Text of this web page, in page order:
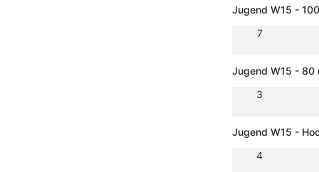
Jugend W15 -
7
Jugend W15 - 80
3
Jugend W15 -
4